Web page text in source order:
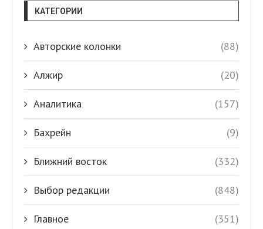
КАТЕГОРИИ
Авторские колонки (88)
Алжир (20)
Аналитика (157)
Бахрейн (9)
Ближний восток (332)
Выбор редакции (848)
Главное (351)